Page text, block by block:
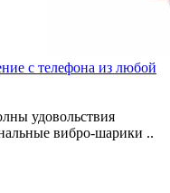
с телефона из любой
удовольствия
вибро-шарики ..